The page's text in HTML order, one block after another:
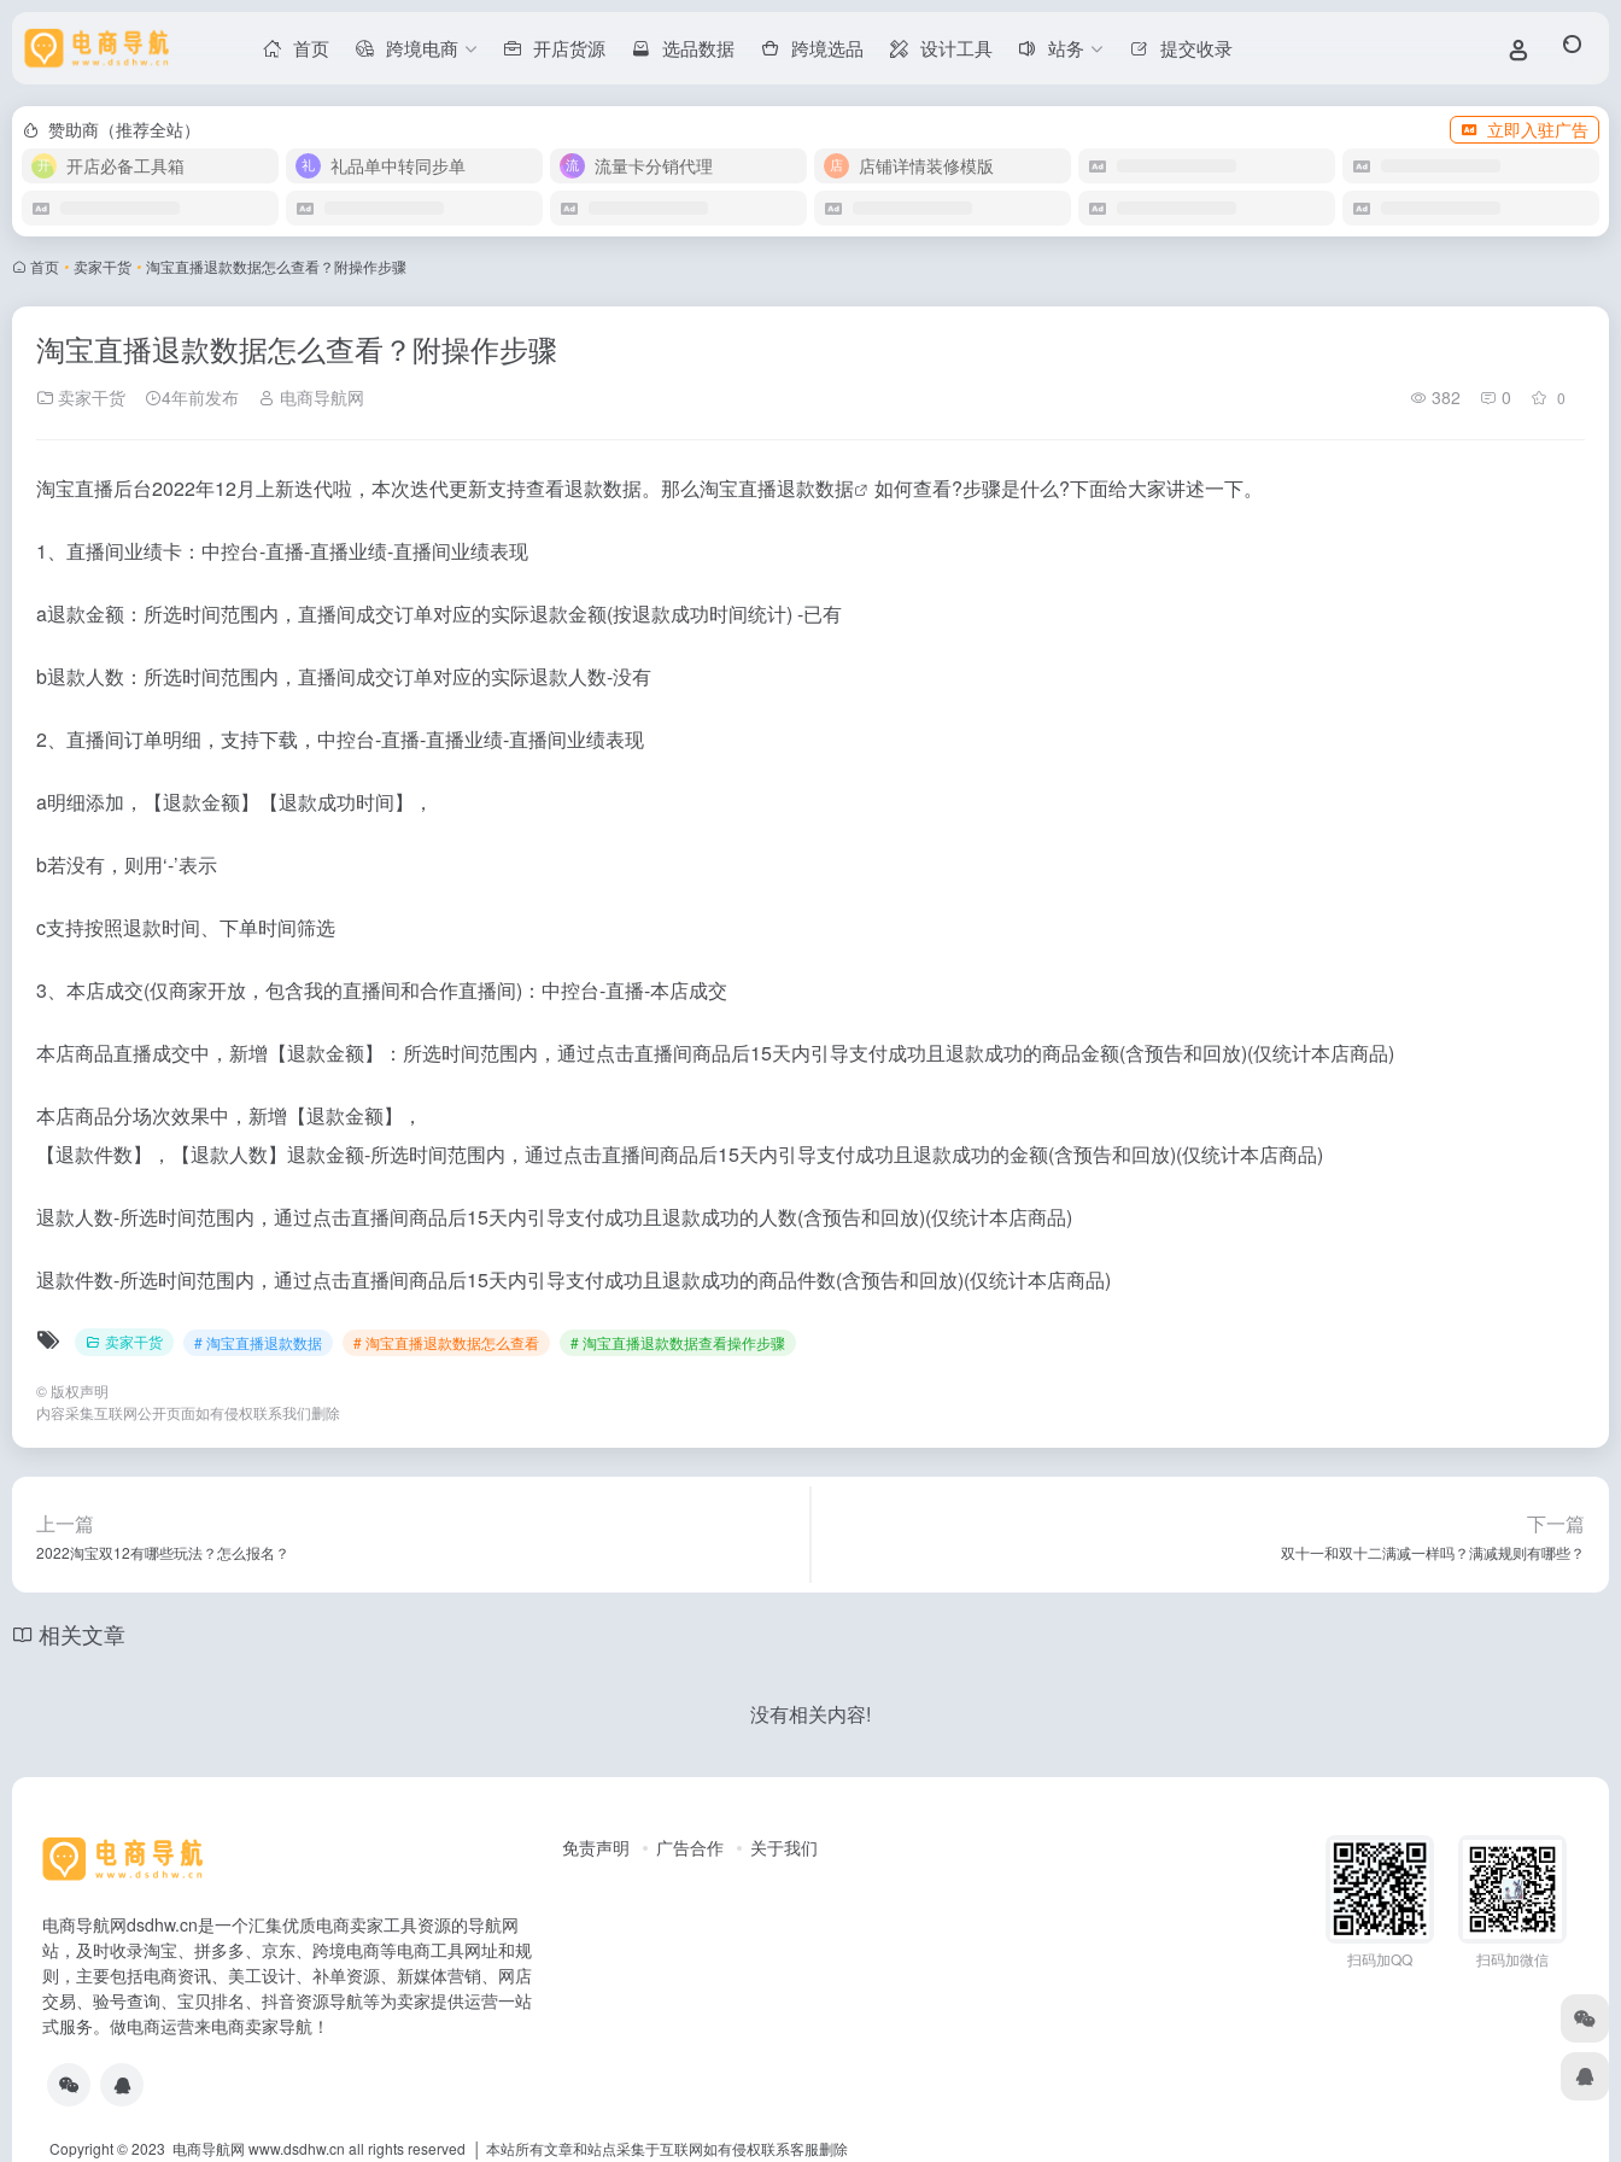
首页 跨境电商 开店货源 选品数据 跨境选品 设计工具 站务 提交收录
赞助商（推荐全站）
立即入驻广告
开店必备工具箱
礼品单中转同步单 流量卡分销代理 店铺详情装修模版
首页 • 卖家干货 • 淘宝直播退款数据怎么查看？附操作步骤
淘宝直播退款数据怎么查看？附操作步骤
卖家干货 4年前发布 电商导航网 382 0 0
淘宝直播后台2022年12月上新迭代啦，本次迭代更新支持查看退款数据。那么淘宝直播退款数据 如何查看?步骤是什么?下面给大家讲述一下。
1、直播间业绩卡：中控台-直播-直播业绩-直播间业绩表现
a退款金额：所选时间范围内，直播间成交订单对应的实际退款金额(按退款成功时间统计) -已有
b退款人数：所选时间范围内，直播间成交订单对应的实际退款人数-没有
2、直播间订单明细，支持下载，中控台-直播-直播业绩-直播间业绩表现
a明细添加，【退款金额】【退款成功时间】，
b若没有，则用‘-’表示
c支持按照退款时间、下单时间筛选
3、本店成交(仅商家开放，包含我的直播间和合作直播间)：中控台-直播-本店成交
本店商品直播成交中，新增【退款金额】：所选时间范围内，通过点击直播间商品后15天内引导支付成功且退款成功的商品金额(含预告和回放)(仅统计本店商品)
本店商品分场次效果中，新增【退款金额】，
【退款件数】，【退款人数】退款金额-所选时间范围内，通过点击直播间商品后15天内引导支付成功且退款成功的金额(含预告和回放)(仅统计本店商品)
退款人数-所选时间范围内，通过点击直播间商品后15天内引导支付成功且退款成功的人数(含预告和回放)(仅统计本店商品)
退款件数-所选时间范围内，通过点击直播间商品后15天内引导支付成功且退款成功的商品件数(含预告和回放)(仅统计本店商品)
卖家干货 # 淘宝直播退款数据 # 淘宝直播退款数据怎么查看 # 淘宝直播退款数据查看操作步骤
© 版权声明
内容采集互联网公开页面如有侵权联系我们删除
上一篇
2022淘宝双12有哪些玩法？怎么报名？
下一篇
双十一和双十二满减一样吗？满减规则有哪些？
相关文章
没有相关内容!
电商导航网dsdhw.cn是一个汇集优质电商卖家工具资源的导航网
站，及时收录淘宝、拼多多、京东、跨境电商等电商工具网址和规
则，主要包括电商资讯、美工设计、补单资源、新媒体营销、网店
交易、验号查询、宝贝排名、抖音资源导航等为卖家提供运营一站
式服务。做电商运营来电商卖家导航！
免责声明 广告合作 关于我们
扫码加QQ 扫码加微信
Copyright © 2023 电商导航网 www.dsdhw.cn all rights reserved │ 本站所有文章和站点采集于互联网如有侵权联系客服删除